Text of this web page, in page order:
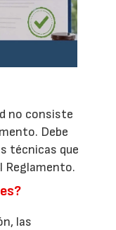
no consiste
Debe
técnicas que
Reglamento.
las